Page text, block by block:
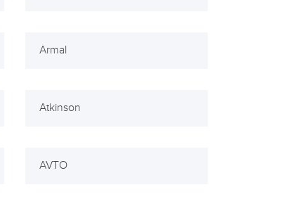
Armal
Atkinson
AVTO